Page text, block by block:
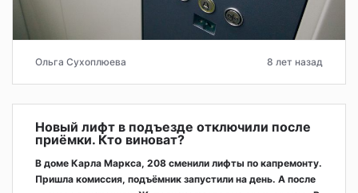
Ольга Сухоплюева 8 лет назад
Новый лифт в подъезде отключили после
приёмки. Кто виноват?
В доме Карла Маркса, 208 сменили лифты по капремонту.
Пришла комиссия, подъёмник запустили на день. А после